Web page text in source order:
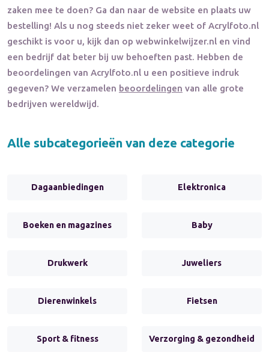
zaken mee te doen? Ga dan naar de website en plaats uw
bestelling! Als u nog steeds niet zeker weet of Acrylfoto.nl
geschikt is voor u, kijk dan op webwinkelwijzer.nl en vind
een bedrijf dat beter bij uw behoeften past. Hebben de
beoordelingen van Acrylfoto.nl u een positieve indruk
gegeven? We verzamelen beoordelingen van alle grote
bedrijven wereldwijd.
Alle subcategorieën van deze categorie
Dagaanbiedingen Elektronica
Boeken en magazines Baby
Drukwerk Juweliers
Dierenwinkels Fietsen
Sport & fitness Verzorging & gezondheid